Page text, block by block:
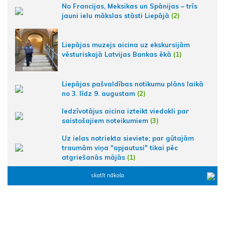
No Francijas, Meksikas un Spānijas – trīs
jauni ielu mākslas stāsti Liepājā (2)
Liepājas muzejs aicina uz ekskursijām
vēsturiskajā Latvijas Bankas ēkā (1)
Liepājas pašvaldības notikumu plāns laikā
no 3. līdz 9. augustam (2)
Iedzīvotājus aicina izteikt viedokli par
saistošajiem noteikumiem (3)
Uz ielas notriekta sieviete; par gūtajām
traumām viņa "apjautusi" tikai pēc
atgriešanās mājās (1)
skatīt nākošo